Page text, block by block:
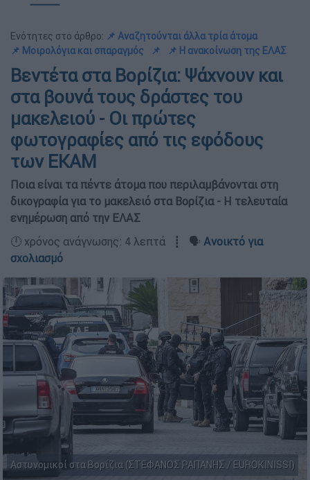
Ενότητες στο άρθρο: 📌 Αναζητούνται άλλα τρία άτομα
📌 Μοιρολόγια και σπαραγμός
📌 📌 Η ανακοίνωση της ΕΛΑΣ
Βεντέτα στα Βορίζια: Ψάχνουν και
στα βουνά τους δράστες του
μακελειού - Οι πρώτες
φωτογραφίες από τις εφόδους
των ΕΚΑΜ
Ποια είναι τα πέντε άτομα που περιλαμβάνονται στη
δικογραφία για το μακελειό στα Βορίζια - Η τελευταία
ενημέρωση από την ΕΛΑΣ
🕛 χρόνος ανάγνωσης: 4 λεπτά ┋ 🗣️ Ανοικτό για
σχολιασμό
Αστυνομικοί στα Βορίζια (ΣΤΕΦΑΝΟΣ ΡΑΠΑΝΗΣ / EUROKINISSI)